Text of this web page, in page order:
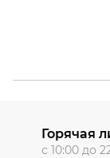
Горячая
с 10:00 до